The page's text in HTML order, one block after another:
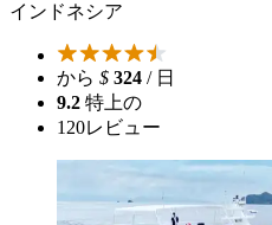
インドネシア
から $ 324 / 日
9.2 特上の
120レビュー